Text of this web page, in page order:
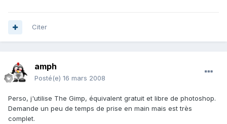
Citer
amph
Posté(e) 16 mars 2008
Perso, j'utilise The Gimp, équivalent gratuit et libre de photoshop.
Demande un peu de temps de prise en main mais est très
complet.